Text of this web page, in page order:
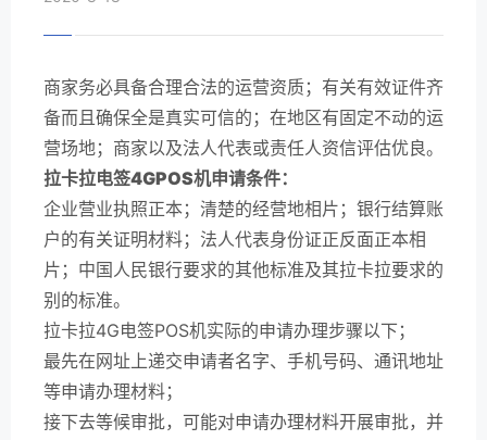
商家务必具备合理合法的运营资质；有关有效证件齐
备而且确保全是真实可信的；在地区有固定不动的运
营场地；商家以及法人代表或责任人资信评估优良。
拉卡拉电签4GPOS机申请条件：
企业营业执照正本；清楚的经营地相片；银行结算账
户的有关证明材料；法人代表身份证正反面正本相
片；中国人民银行要求的其他标准及其拉卡拉要求的
别的标准。
拉卡拉4G电签POS机实际的申请办理步骤以下；
最先在网址上递交申请者名字、手机号码、通讯地址
等申请办理材料；
接下去等候审批，可能对申请办理材料开展审批，并